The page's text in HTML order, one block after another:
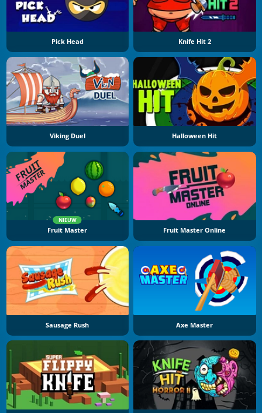
Pick Head Knife Hit 2
Viking Duel Halloween Hit
NIEUW
Fruit Master Fruit Master Online
Sausage Rush Axe Master